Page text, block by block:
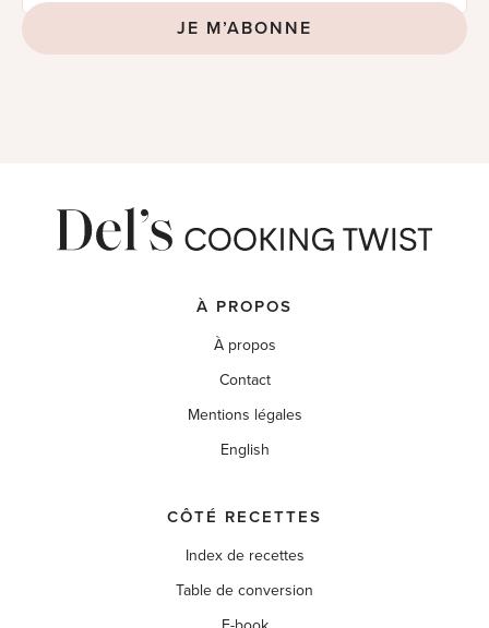
JE M’ABONNE
À PROPOS
À propos
Contact
Mentions légales
English
CÔTÉ RECETTES
Index de recettes
Table de conversion